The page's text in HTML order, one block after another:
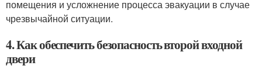
помещения и усложнение процесса эвакуации в случае
чрезвычайной ситуации.
4. Как обеспечить безопасность второй входной
двери